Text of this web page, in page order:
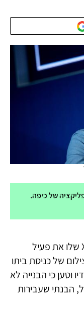
של כיפה.
תקף בחשבון ה-X שלו את פעיל
של כניסת ביתו
וטען כי הבנייה לא
הבנתי שעבירות